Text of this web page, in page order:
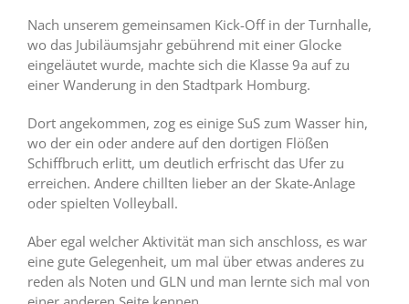
Nach unserem gemeinsamen Kick-Off in der Turnhalle,
wo das Jubiläumsjahr gebührend mit einer Glocke
eingeläutet wurde, machte sich die Klasse 9a auf zu
einer Wanderung in den Stadtpark Homburg.
Dort angekommen, zog es einige SuS zum Wasser hin,
wo der ein oder andere auf den dortigen Flößen
Schiffbruch erlitt, um deutlich erfrischt das Ufer zu
erreichen. Andere chillten lieber an der Skate-Anlage
oder spielten Volleyball.
Aber egal welcher Aktivität man sich anschloss, es war
eine gute Gelegenheit, um mal über etwas anderes zu
reden als Noten und GLN und man lernte sich mal von